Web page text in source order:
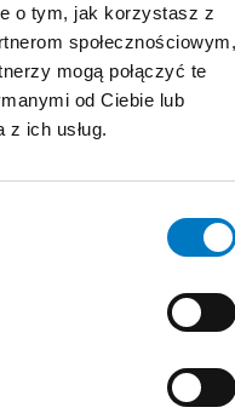
o tym, jak korzystasz z
społecznościowym,
mogą połączyć te
od Ciebie lub
ich usług.